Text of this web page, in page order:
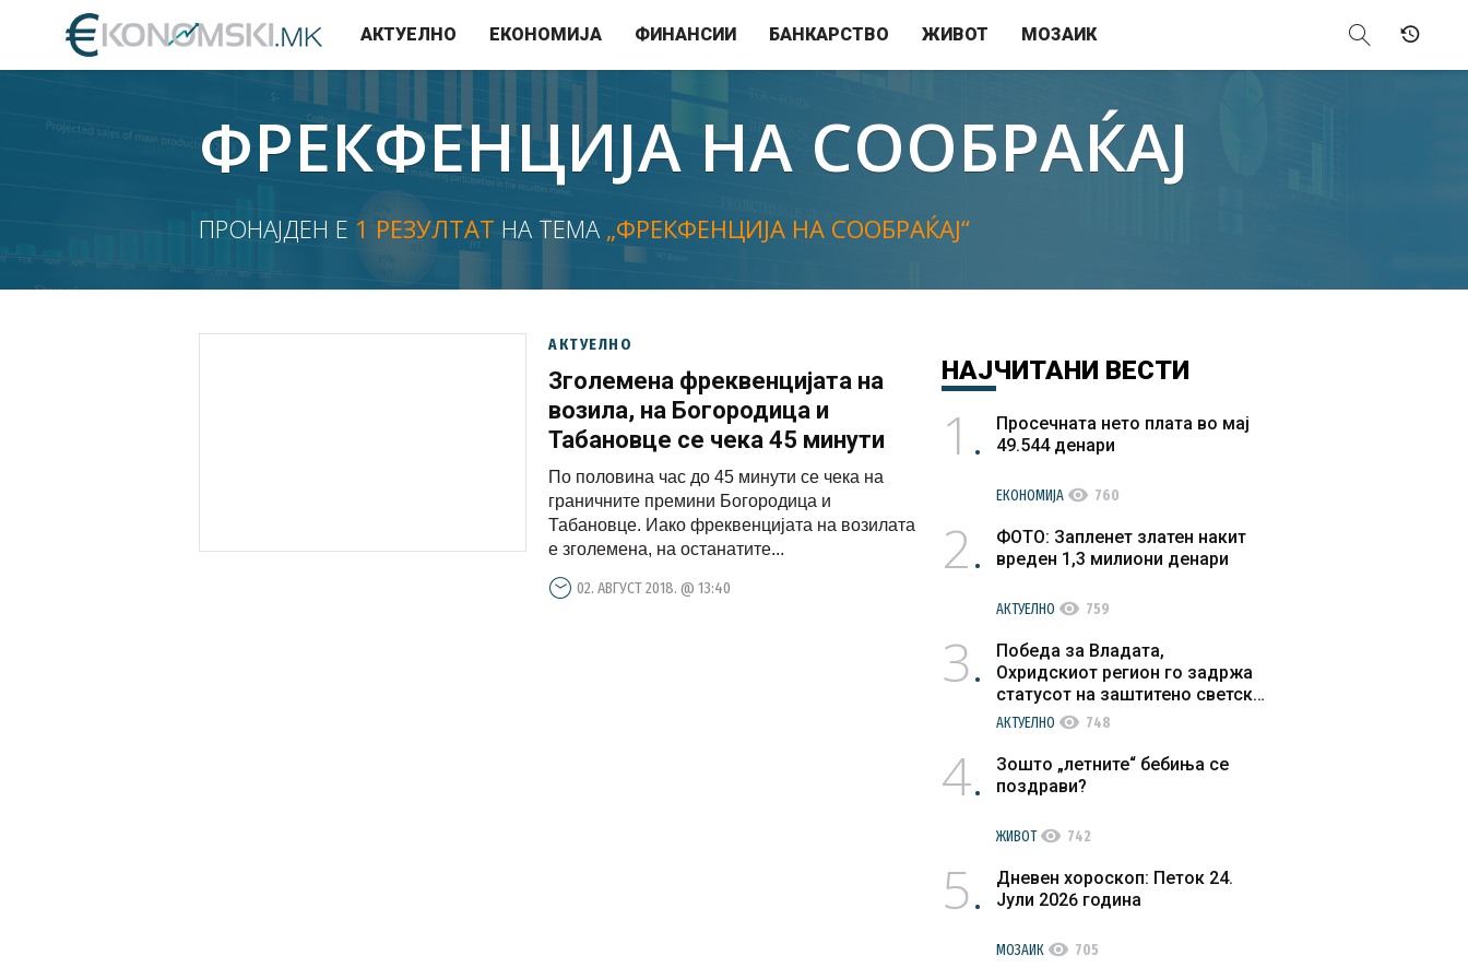
АКТУЕЛНО ЕКОНОМИЈА ФИНАНСИИ БАНКАРСТВО ЖИВОТ МОЗАИК
ФРЕКФЕНЦИЈА НА СООБРАЌАЈ
ПРОНАЈДЕН Е 1 РЕЗУЛТАТ НА ТЕМА „ФРЕКФЕНЦИЈА НА СООБРАЌАЈ“
АКТУЕЛНО
Зголемена фреквенцијата на
возила, на Богородица и
Табановце се чека 45 минути
По половина час до 45 минути се чека на
граничните премини Богородица и
Табановце. Иако фреквенцијата на возилата
е зголемена, на останатите...
02. АВГУСТ 2018. @ 13:40
НАЈЧИТАНИ ВЕСТИ
1
Просечната нето плата во мај
49.544 денари
ЕКОНОМИЈА visibility 760
2
ФОТО: Запленет златен накит
вреден 1,3 милиони денари
АКТУЕЛНО visibility 759
3
Победа за Владата,
Охридскиот регион го задржа
статусот на заштитено светско
културно наследство
АКТУЕЛНО visibility 748
4
Зошто „летните“ бебиња се
поздрави?
ЖИВОТvisibility 742
5
Дневен хороскоп: Петок 24.
Јули 2026 година
МОЗАИК visibility 705